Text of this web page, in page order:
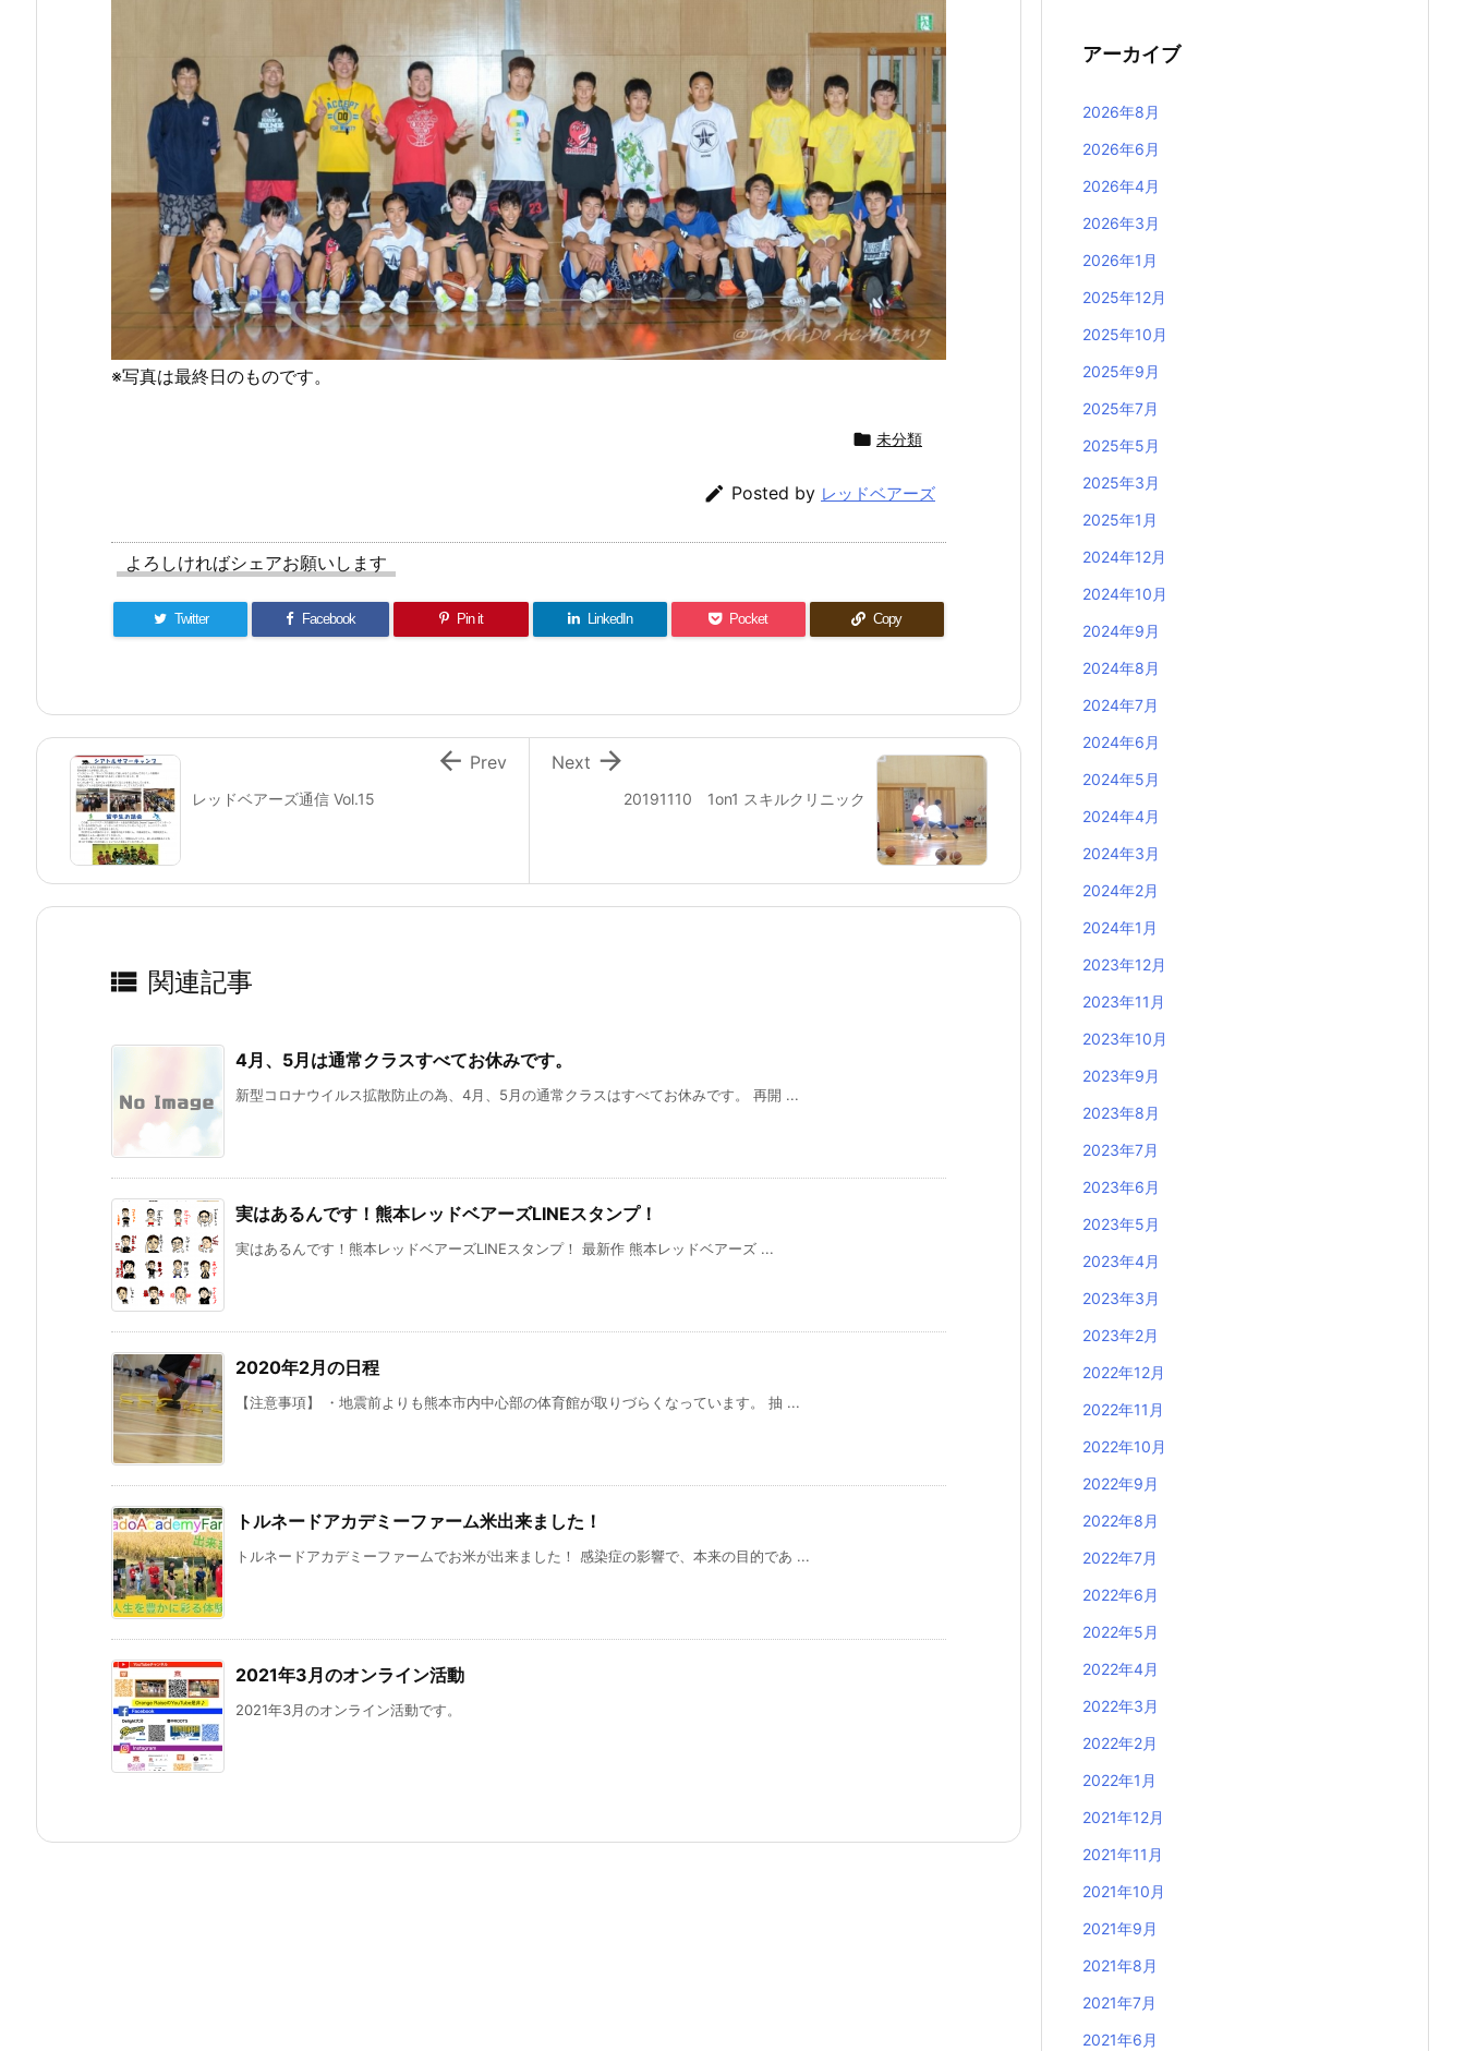
※写真は最終日のものです。
 未分類
 Posted by レッドベアーズ
よろしければシェアお願いします
Twitter Facebook Pin it LinkedIn Pocket Copy
20191110 1on1 スキルクリニック

Next
レッドベアーズ通信 Vol.15
 Prev
 関連記事
4月、5月は通常クラスすべてお休みです。
新型コロナウイルス拡散防止の為、4月、5月の通常クラスはすべてお休みです。 再開 ...
実はあるんです！熊本レッドベアーズLINEスタンプ！
実はあるんです！熊本レッドベアーズLINEスタンプ！ 最新作 熊本レッドベアーズ ...
2020年2月の日程
【注意事項】 ・地震前よりも熊本市内中心部の体育館が取りづらくなっています。 抽 ...
トルネードアカデミーファーム米出来ました！
トルネードアカデミーファームでお米が出来ました！ 感染症の影響で、本来の目的であ ...
2021年3月のオンライン活動
2021年3月のオンライン活動です。
アーカイブ
2026年8月
2026年6月
2026年4月
2026年3月
2026年1月
2025年12月
2025年10月
2025年9月
2025年7月
2025年5月
2025年3月
2025年1月
2024年12月
2024年10月
2024年9月
2024年8月
2024年7月
2024年6月
2024年5月
2024年4月
2024年3月
2024年2月
2024年1月
2023年12月
2023年11月
2023年10月
2023年9月
2023年8月
2023年7月
2023年6月
2023年5月
2023年4月
2023年3月
2023年2月
2022年12月
2022年11月
2022年10月
2022年9月
2022年8月
2022年7月
2022年6月
2022年5月
2022年4月
2022年3月
2022年2月
2022年1月
2021年12月
2021年11月
2021年10月
2021年9月
2021年8月
2021年7月
2021年6月